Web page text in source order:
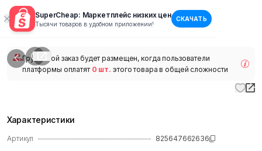
SuperCheap: Маркетплейс низких цен
Тысячи товаров в удобном приложении!
СКАЧАТЬ
1/
Групповой заказ будет размещен, когда пользователи
платформы оплатят 0 шт. этого товара в общей сложности
Характеристики
Артикул 825647662636